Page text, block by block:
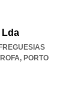
Lda
, PORTO